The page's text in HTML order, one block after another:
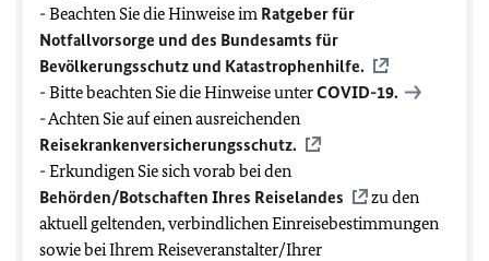
- Beachten Sie die Hinweise im Ratgeber für
Notfallvorsorge und des Bundesamts für
Bevölkerungsschutz und Katastrophenhilfe.
- Bitte beachten Sie die Hinweise unterCOVID-19.
- Achten Sie auf einen ausreichenden
Reisekrankenversicherungsschutz.
- Erkundigen Sie sich vorab bei den
Behörden/Botschaften Ihres Reiselandes
zu den
aktuell geltenden, verbindlichen Einreisebestimmungen
sowie bei Ihrem Reiseveranstalter/Ihrer